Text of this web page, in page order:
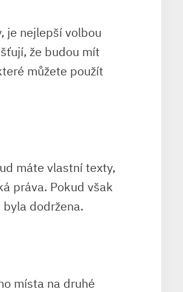
je nejlepší volbou
že budou mít
můžete použít
máte vlastní texty,
práva. Pokud však
dodržena.
místa na druhé